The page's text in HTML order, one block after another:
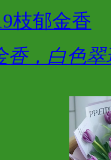
枝郁金香
香，白色